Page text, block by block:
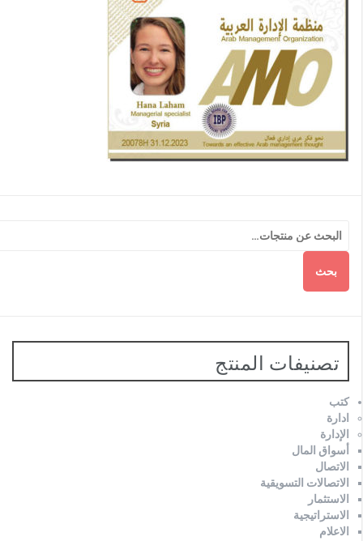
بحث
تصنيفات المنتج
كتب
ادارة
الإدارة
أسواق المال
الاتصال
الاتصالات التسويقية
الاستثمار
الاستراتيجية
الاعلام